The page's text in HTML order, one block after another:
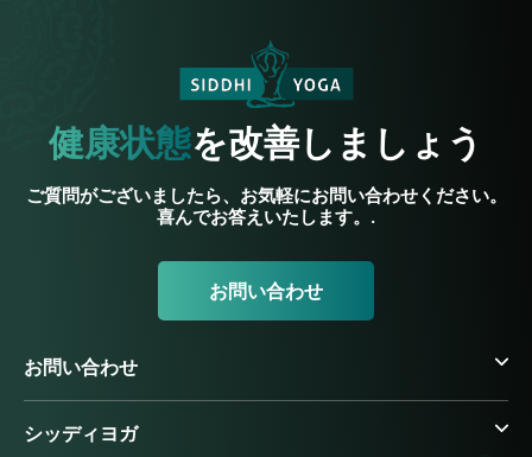
健康状態を改善しましょう
ご質問がございましたら、お気軽にお問い合わせください。
喜んでお答えいたします。.
お問い合わせ
お問い合わせ
シッディヨガ